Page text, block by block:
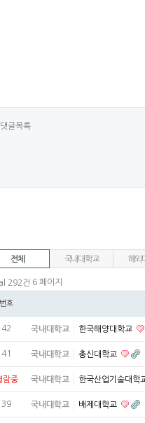
댓글목록
전체 국내대학교 해외
292건 6 페이지
번호
42 국내대학교 한국해양대학교
41 국내대학교 총신대학교
람중 국내대학교 한국산업기술대학
39 국내대학교 배제대학교